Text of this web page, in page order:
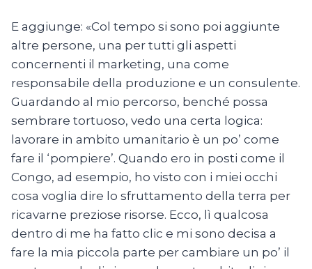
E aggiunge: «Col tempo si sono poi aggiunte
altre persone, una per tutti gli aspetti
concernenti il marketing, una come
responsabile della produzione e un consulente.
Guardando al mio percorso, benché possa
sembrare tortuoso, vedo una certa logica:
lavorare in ambito umanitario è un po’ come
fare il ‘pompiere’. Quando ero in posti come il
Congo, ad esempio, ho visto con i miei occhi
cosa voglia dire lo sfruttamento della terra per
ricavarne preziose risorse. Ecco, lì qualcosa
dentro di me ha fatto clic e mi sono decisa a
fare la mia piccola parte per cambiare un po’ il